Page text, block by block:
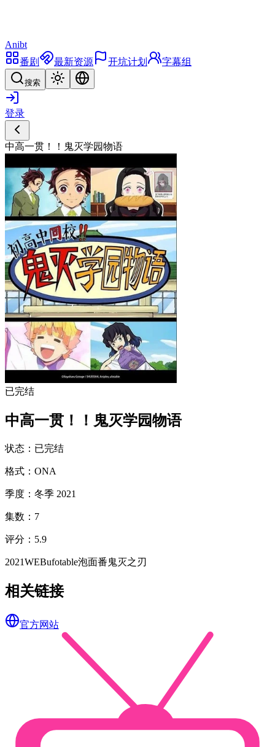
Anibt
番剧
最新资源 开坑计划 字幕组
搜索
登录
中高一贯！！鬼灭学园物语
已完结
中高一贯！！鬼灭学园物语
状态 ： 已完结
格式 ： ONA
季度 ： 冬季 2021
集数 ： 7
评分 ： 5.9
2021WEBufotable泡面番鬼灭之刃
相关链接
官方网站